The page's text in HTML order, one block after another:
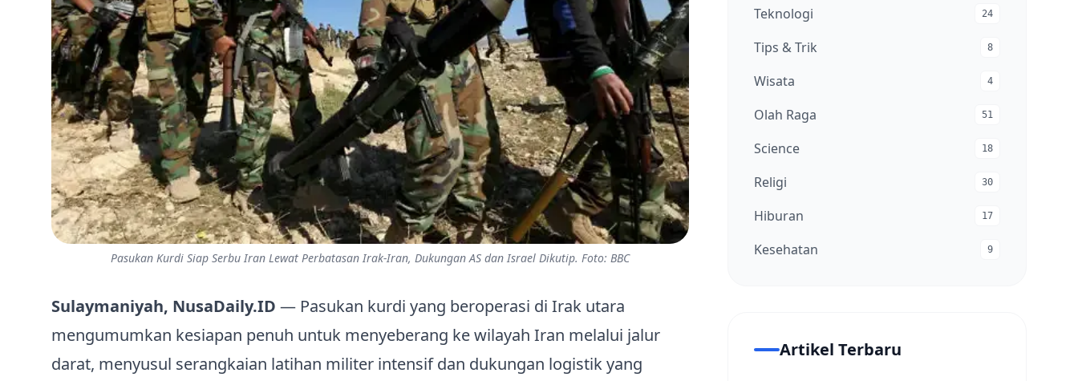
Pasukan Kurdi Siap Serbu Iran Lewat Perbatasan Irak‑Iran, Dukungan AS dan Israel Dikutip. Foto: BBC
Sulaymaniyah, NusaDaily.ID — Pasukan kurdi yang beroperasi di Irak utara
mengumumkan kesiapan penuh untuk menyeberang ke wilayah Iran melalui jalur
darat, menyusul serangkaian latihan militer intensif dan dukungan logistik yang
Teknologi 24
Tips & Trik 8
Wisata 4
Olah Raga 51
Science 18
Religi 30
Hiburan 17
Kesehatan 9
Artikel Terbaru